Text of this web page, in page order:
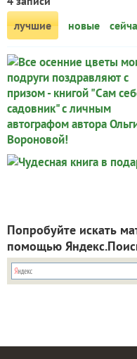
лучшие
новые
призом -
"Сам себе
с личным
автографом
Чудесная книга
подарок
Федорова
Попробуйте искать
помощью